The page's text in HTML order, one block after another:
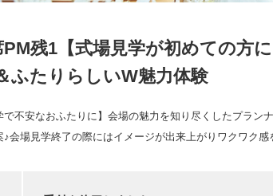
PM残1【式場見学が初めての方
ふたりらしいW魅力体験
で不安なおふたりに】会場の魅力を知り尽くしたプラ
♪会場見学終了の際にはイメージが出来上がりワクワク感